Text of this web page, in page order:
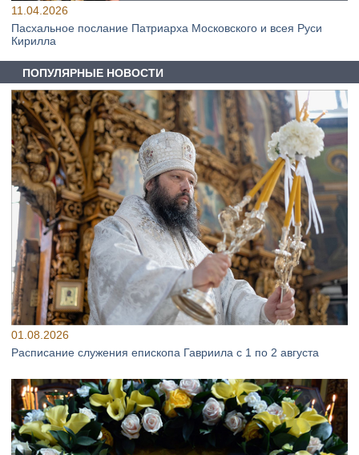
11.04.2026
Пасхальное послание Патриарха Московского и всея Руси
Кирилла
ПОПУЛЯРНЫЕ НОВОСТИ
01.08.2026
Расписание служения епископа Гавриила с 1 по 2 августа